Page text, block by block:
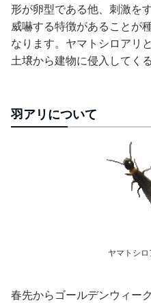
形が卵型である他、刺激を
威嚇する特徴があることが
なります。ヤマトシロアリ
土壌から建物に侵入してく
羽アリについて
ヤマトシロ
春先からゴールデンウィー